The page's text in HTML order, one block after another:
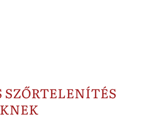
SZŐRTELENÍTÉS